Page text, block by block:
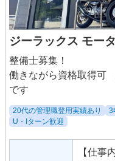
ジーラックス モー
整備士募集！
働きながら資格取得可
です
20代の管理職登用実績あり 3
U・Iターン歓迎
【仕事